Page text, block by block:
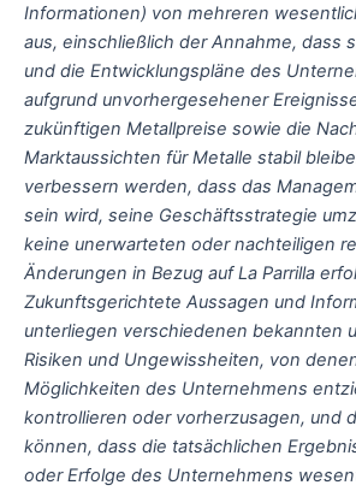
Informationen) von mehreren
aus, einschließlich der Annahme, dass
und die Entwicklungspläne des
aufgrund unvorhergesehener
zukünftigen Metallpreise sowie die
Marktaussichten für Metalle stabil
verbessern werden, dass das
sein wird, seine Geschäftsstrategie
keine unerwarteten oder nachteiligen
Änderungen in Bezug auf La Parrilla
Zukunftsgerichtete Aussagen und
unterliegen verschiedenen bekannten
Risiken und Ungewissheiten, von
Möglichkeiten des Unternehmens
kontrollieren oder vorherzusagen, und
können, dass die tatsächlichen
oder Erfolge des Unternehmens